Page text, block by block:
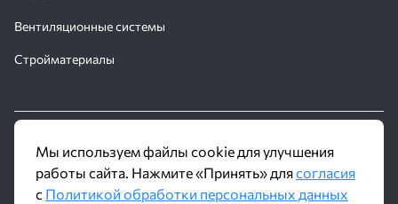
Вентиляционные системы
Стройматериалы
© 2016 - 2026 Производственное объединение «Трубное
Решение»
Политика обработки персональных данных
Мы используем файлы cookie для улучшения
работы сайта. Нажмите «Принять» длясогласия
с Политикой обработки персональных данных